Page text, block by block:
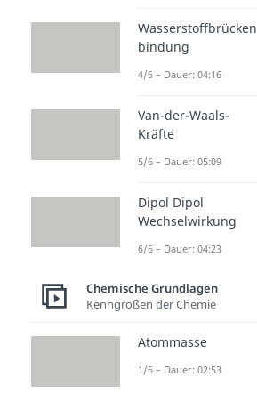
Wasserstoffbrücken
bindung
4/6 – Dauer: 04:16
Van-der-Waals-
Kräfte
5/6 – Dauer: 05:09
Dipol Dipol
Wechselwirkung
6/6 – Dauer: 04:23
Chemische Grundlagen
Kenngrößen der Chemie
Atommasse
1/6 – Dauer: 02:53